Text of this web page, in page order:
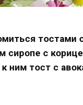
тостами
сиропе с
ним тост с